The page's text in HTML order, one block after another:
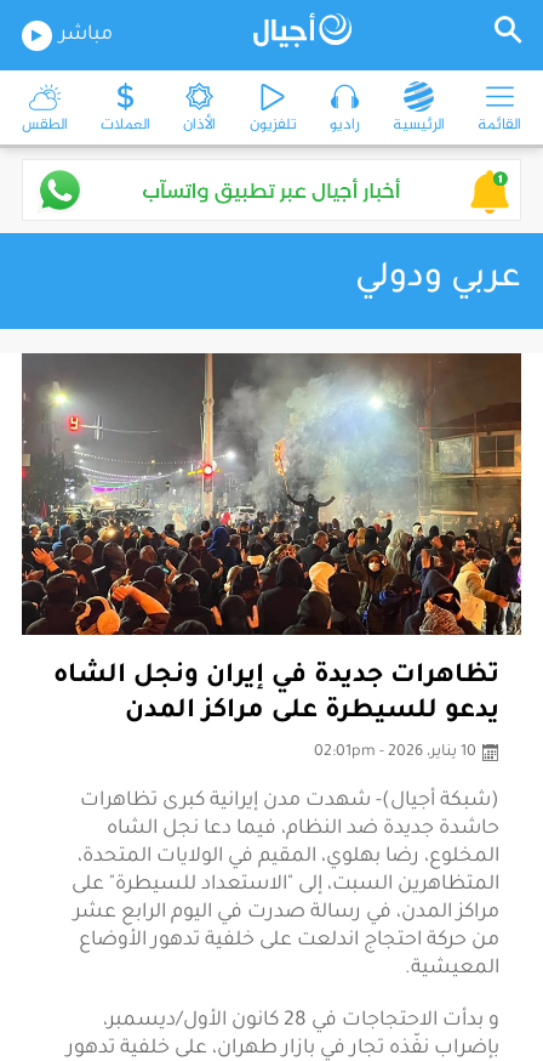
مباشر
القائمة الرئيسية راديو تلفزيون الأذان العملات الطقس
عربي ودولي
تظاهرات جديدة في إيران ونجل الشاه
يدعو للسيطرة على مراكز المدن
10 يناير، 2026 - 02:01pm
(شبكة أجيال)- شهدت مدن إيرانية كبرى تظاهرات
حاشدة جديدة ضد النظام، فيما دعا نجل الشاه
المخلوع، رضا بهلوي، المقيم في الولايات المتحدة،
المتظاهرين السبت، إلى "الاستعداد للسيطرة" على
مراكز المدن، في رسالة صدرت في اليوم الرابع عشر
من حركة احتجاج اندلعت على خلفية تدهور الأوضاع
المعيشية.
و بدأت الاحتجاجات في 28 كانون الأول/ديسمبر،
بإضراب نفّذه تجار في بازار طهران، على خلفية تدهور